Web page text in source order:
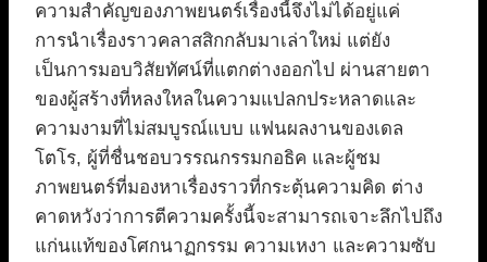
ความสำคัญของภาพยนตร์เรื่องนี้จึงไม่ได้อยู่แค่
การนำเรื่องราวคลาสสิกกลับมาเล่าใหม่ แต่ยัง
เป็นการมอบวิสัยทัศน์ที่แตกต่างออกไป ผ่านสายตา
ของผู้สร้างที่หลงใหลในความแปลกประหลาดและ
ความงามที่ไม่สมบูรณ์แบบ แฟนผลงานของเดล
โตโร, ผู้ที่ชื่นชอบวรรณกรรมกอธิค และผู้ชม
ภาพยนตร์ที่มองหาเรื่องราวที่กระตุ้นความคิด ต่าง
คาดหวังว่าการตีความครั้งนี้จะสามารถเจาะลึกไปถึง
แก่นแท้ของโศกนาฏกรรม ความเหงา และความซับ